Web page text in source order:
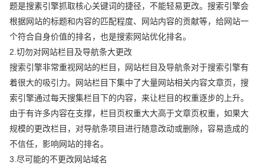
题是搜素引擎抓取核心关键词的捷径，不能轻易更改。搜索引擎会
根据网站的标题和内容的匹配程度、网站内容的贡献等，给网站一
个符合自身价值的排名，也是搜索网站优化排名。
2.切勿对网站栏目及导航条大更改
搜索引擎非常重视网站的栏目，网站栏目及导航条对于搜索引擎有
着很大的吸引力。网站栏目下集中了大量网站相关内容文章页，搜
索引擎通过每天搜集栏目下的内容，来让栏目的权重逐步的上升。
由于有许多内容在支撑，栏目页权重大大高于文章页权重，如果大
规模的更改栏目，对导航条项目进行随意改动或删除，容易造成的
不信任，影响网站的排名。
3.尽可能的不更改网站域名